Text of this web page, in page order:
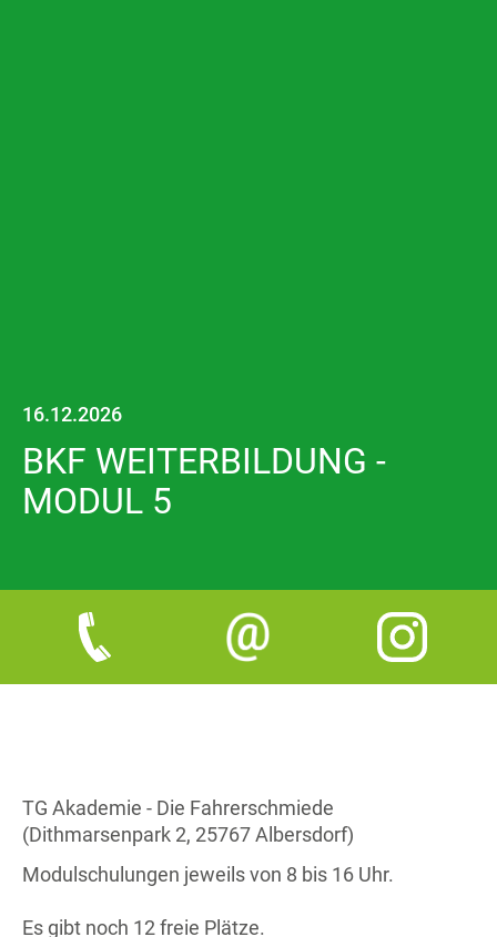
16.12.2026
BKF WEITERBILDUNG -
MODUL 5
TG Akademie - Die Fahrerschmiede
(Dithmarsenpark 2, 25767 Albersdorf)
Modulschulungen jeweils von 8 bis 16 Uhr.
Es gibt noch 12 freie Plätze.